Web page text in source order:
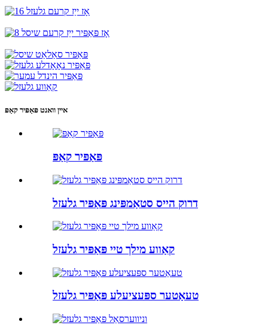
איין וואנט פּאַפּיר קאַפּ
פּאַפּיר קאַפּ
דרוק הייס סטאַמפּינג פּאַפּיר גלעזל
קאַווע מילך טיי פּאַפּיר גלעזל
טעאַטער ספּעציעלע פּאַפּיר גלעזל